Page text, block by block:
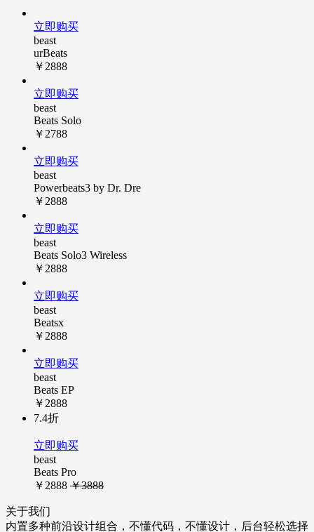
立即购买
beast
urBeats
￥2888
立即购买
beast
Beats Solo
￥2788
立即购买
beast
Powerbeats3 by Dr. Dre
￥2888
立即购买
beast
Beats Solo3 Wireless
￥2888
立即购买
beast
Beatsx
￥2888
立即购买
beast
Beats EP
￥2888
7.4折
立即购买
beast
Beats Pro
￥2888 ￥3888
关于我们
内置多种前沿设计组合，不懂代码，不懂设计，后台轻松选择